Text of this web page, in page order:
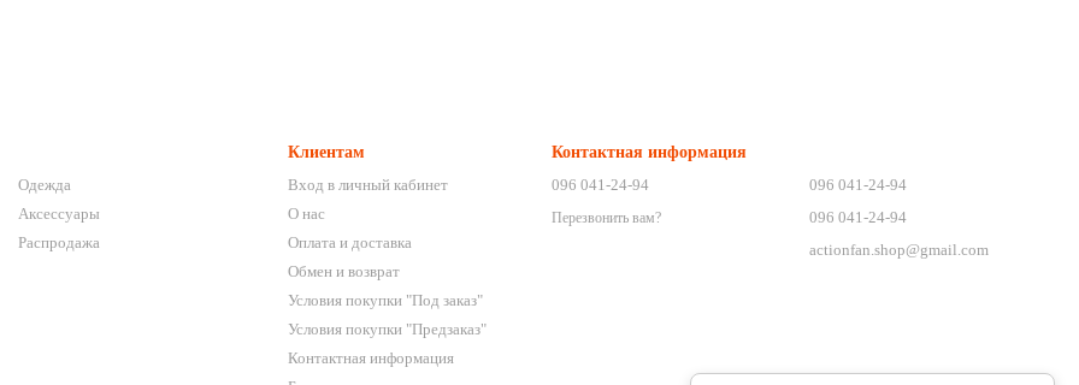
Одежда
Аксессуары
Распродажа
Клиентам
Вход в личный кабинет
О нас
Оплата и доставка
Обмен и возврат
Условия покупки "Под заказ"
Условия покупки "Предзаказ"
Контактная информация
Контактная информация
096 041-24-94
Перезвонить вам?
096 041-24-94
096 041-24-94
actionfan.shop@gmail.com